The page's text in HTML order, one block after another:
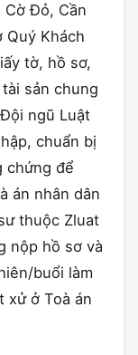
Cờ Đỏ, Cần
Khách
tờ, hồ sơ,
sản chung
ngũ Luật
chuẩn bị
chứng để
án nhân dân
thuộc Zluat
nộp hồ sơ và
buổi làm
xử ở Toà án